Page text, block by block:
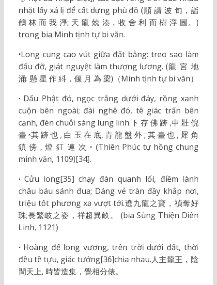
nhặt lấy xá lị để cất dựng phù đồ (順 請 波 旬，詣
鶴 林 而 我 淨; 天 龍 兢 湊，收 舍 利 而 樹 浮 圖。)
trong bia Minh tịnh tự bi văn.
•Long cung cao vút giữa đất bằng: treo sao làm
đấu đỡ, giát nguyệt làm thượng lương. (龍 宮 地
涌: 懸 星 作 紏，偃 月 為 梁)（Minh tịnh tự bi văn）
·Dấu Phật đó, ngọc trắng dưới đáy, rồng xanh
cuộn bên ngoài; đài nghê đó, tê giác trấn bên
cạnh, đèn chuỗi sáng lung linh.下 存 佛 跡 ,中 壯 倪
臺 ◦其 跡 也 , 白 玉 在 底, 青 龍 盤 外 ; 其 臺 也 , 犀 角
鎮 傍 , 燈 釭 連 次 ◦ (Thiên Phúc tự hồng chung
minh văn, 1109)[34].
·Cửu long[35] chạy đàn quanh lối, điềm lành
châu báu sánh đua; Dáng vẻ tràn đầy khắp nơi,
triệu tốt phương xa vượt tới.遶九龍之寶，禎奪好
珠;長繁岐之姿，祥超異畝。 (bia Sùng Thiện Diên
Linh, 1121)
·Hoàng đế long vương, trên trời dưới đất, thời
đều tề tựu, giác tướng[36]chia nhau.人主龍王，陰
間天上, 時皆造集，覺相分俵。